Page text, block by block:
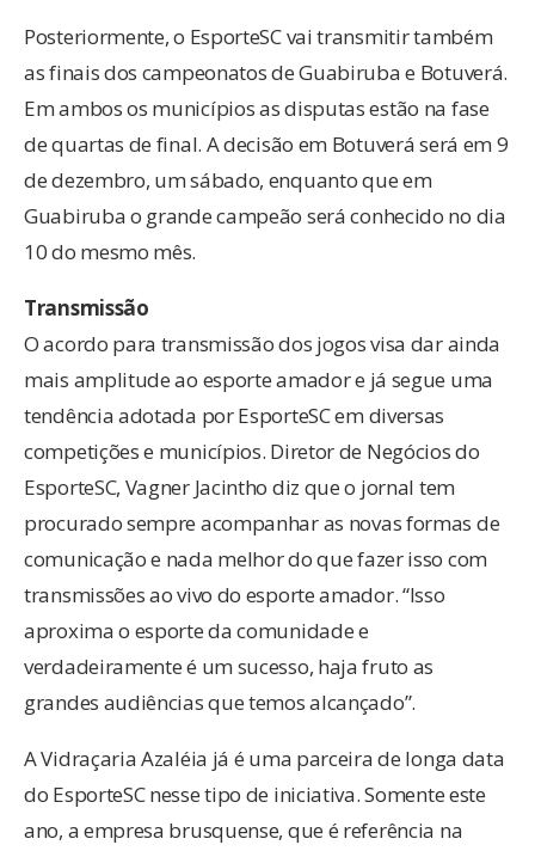
Posteriormente, o EsporteSC vai transmitir também
as finais dos campeonatos de Guabiruba e Botuverá.
Em ambos os municípios as disputas estão na fase
de quartas de final. A decisão em Botuverá será em 9
de dezembro, um sábado, enquanto que em
Guabiruba o grande campeão será conhecido no dia
10 do mesmo mês.
Transmissão
O acordo para transmissão dos jogos visa dar ainda
mais amplitude ao esporte amador e já segue uma
tendência adotada por EsporteSC em diversas
competições e municípios. Diretor de Negócios do
EsporteSC, Vagner Jacintho diz que o jornal tem
procurado sempre acompanhar as novas formas de
comunicação e nada melhor do que fazer isso com
transmissões ao vivo do esporte amador. “Isso
aproxima o esporte da comunidade e
verdadeiramente é um sucesso, haja fruto as
grandes audiências que temos alcançado”.
A Vidraçaria Azaléia já é uma parceira de longa data
do EsporteSC nesse tipo de iniciativa. Somente este
ano, a empresa brusquense, que é referência na